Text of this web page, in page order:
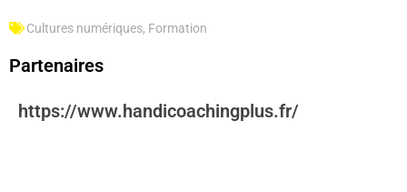
Cultures numériques, Formation
Partenaires
https://www.handicoachingplus.fr/